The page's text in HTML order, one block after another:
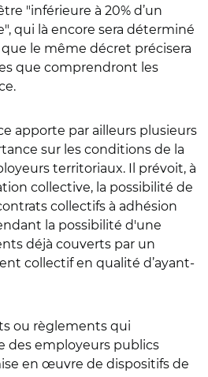
"inférieure à 20% d’un
qui là encore sera déterminé
le même décret précisera
que comprendront les
apporte par ailleurs plusieurs
sur les conditions de la
territoriaux. Il prévoit, à
collective, la possibilité de
collectifs à adhésion
la possibilité d'une
déjà couverts par un
collectif en qualité d’ayant-
ou règlements qui
des employeurs publics
en œuvre de dispositifs de